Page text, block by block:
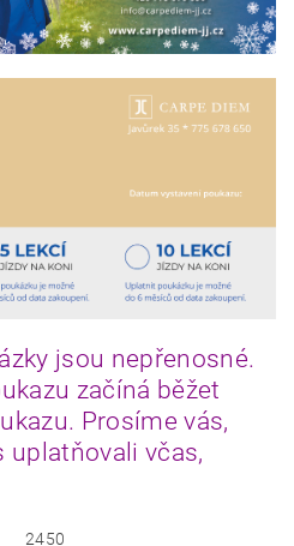
jsou nepřenosné.
začíná běžet
Prosíme vás,
uplatňovali včas,
2450